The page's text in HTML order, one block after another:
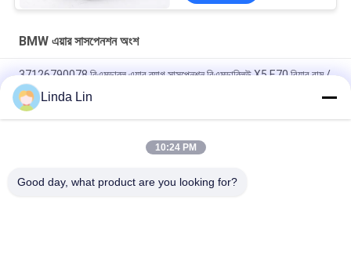
BMW এয়ার সাসপেনশন অংশ
37126790078 বিএমডাব্লু এয়ার ব্যাগ সাসপেনশন বিএমডাব্লিউ X5 E70 রিয়ার বাম /
ডান জন্য স্প্রিং
2009-2015 F04, F02 চ্যাসি রিয়ার এক পেয়ার এয়ার স্প্রিং স্ট্র্যাট
Linda Lin
10:24 PM
Good day, what product are you looking for?